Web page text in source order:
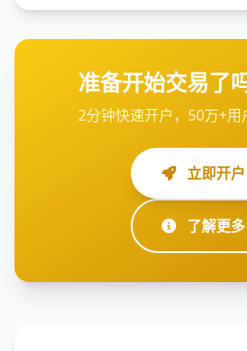
准备开始交易了
2分钟快速开户，50万+用
立即开户
了解更多